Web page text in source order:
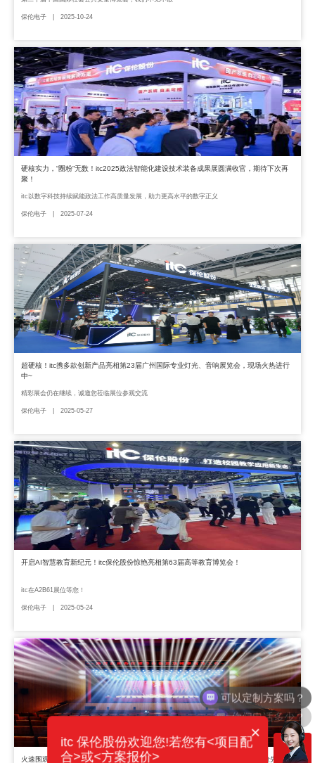
保伦电子 | 2025-10-24
硬核实力，“圈粉”无数！itc2025政法智能化建设技术装备成果展圆满收官，期待下次再
聚！
itc以数字科技持续赋能政法工作高质量发展，助力更高水平的数字正义
保伦电子 | 2025-07-24
超硬核！itc携多款创新产品亮相第23届广州国际专业灯光、音响展览会，现场火热进行
中~
精彩展会仍在继续，诚邀您莅临展位参观交流
保伦电子 | 2025-05-27
开启AI智慧教育新纪元！itc保伦股份惊艳亮相第63届高等教育博览会！
itc在A2B61展位等您！
保伦电子 | 2025-05-24
火速围观！2025年广州国际专业灯光、音响展览会即将盛大开幕，itc展会亮点抢先看→
你们电话多少？
×
itc 保伦股份欢迎您!若您有<项目配
合>或<方案报价>